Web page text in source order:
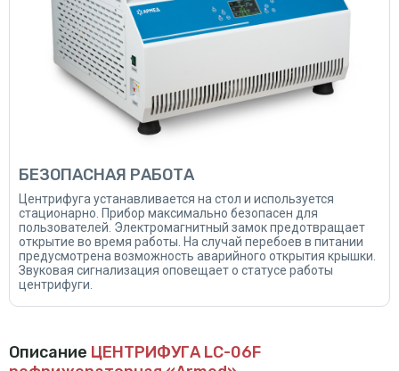
БЕЗОПАСНАЯ РАБОТА
Центрифуга устанавливается на стол и используется
стационарно. Прибор максимально безопасен для
пользователей. Электромагнитный замок предотвращает
открытие во время работы. На случай перебоев в питании
предусмотрена возможность аварийного открытия крышки.
Звуковая сигнализация оповещает о статусе работы
центрифуги.
Описание ЦЕНТРИФУГА LC-06F